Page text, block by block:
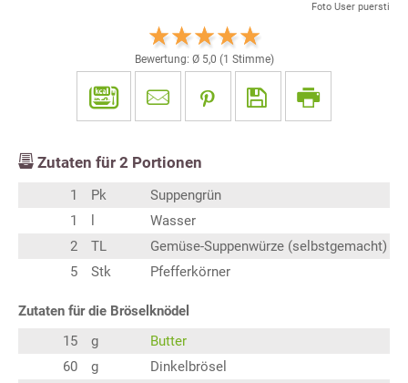
Foto User puersti
Bewertung: Ø 5,0 (1 Stimme)
Zutaten für 2 Portionen
1 Pk
Suppengrün
1
Wasser
2
TL
Gemüse-Suppenwürze (selbstgemacht)
5
Stk Pfefferkörner
Zutaten für die Bröselknödel
15
g
Butter
60
g
Dinkelbrösel